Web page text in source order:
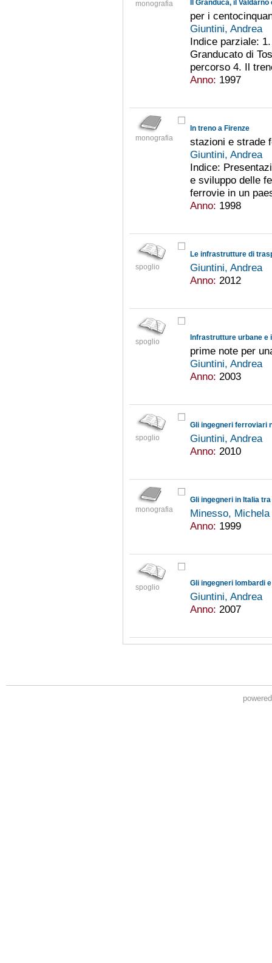
monografia Il Granduca, il
per i
Giuntini, Andrea
Indice parziale:
Granducato di
percorso 4. Il
Anno: 1997
monografia
In treno a Firenze
stazioni e strade
Giuntini, Andrea
Indice:
e sviluppo delle
ferrovie in un
Anno: 1998
spoglio
Le infrastrutture di
Giuntini, Andrea
Anno: 2012
spoglio Infrastrutture urbane e
prime note per
Giuntini, Andrea
Anno: 2003
spoglio
Giuntini, Andrea
Anno: 2010
monografia
Gli ingegneri in Italia
Minesso, Michela
Anno: 1999
spoglio Gli ingegneri lombardi
Giuntini, Andrea
Anno: 2007